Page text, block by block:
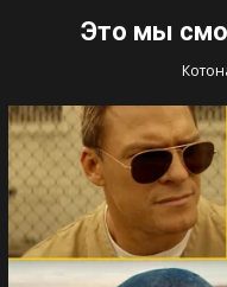
Это мы